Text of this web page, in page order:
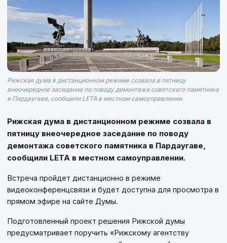
Рижская дума в дистанционном режиме созвала в пятницу
внеочередное заседание по поводу демонтажа советского памятника
в Пардаугаве, сообщили LETA в местном самоуправлении.
Рижская дума в дистанционном режиме созвала в
пятницу внеочередное заседание по поводу
демонтажа советского памятника в Пардаугаве,
сообщили LETA в местном самоуправлении.
Встреча пройдет дистанционно в режиме
видеоконференцсвязи и будет доступна для просмотра в
прямом эфире на сайте Думы.
Подготовленный проект решения Рижской думы
предусматривает поручить «Рижскому агентству